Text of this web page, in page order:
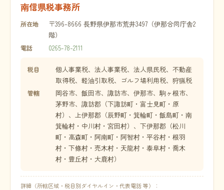
南信県税事務所
所在地
〒396-8666 長野県伊那市荒井3497（伊那合同庁舎2
階）
電話 0265-78-2111
税目
個人事業税、法人事業税、法人県民税、不動産
取得税、軽油引取税、ゴルフ場利用税、狩猟税
管轄
岡谷市、飯田市、諏訪市、伊那市、駒ヶ根市、
茅野市、諏訪郡（下諏訪町・富士見町・原
村）、上伊那郡（辰野町・箕輪町・飯島町・南
箕輪村・中川村・宮田村）、下伊那郡（松川
町・高森町・阿南町・阿智村・平谷村・根羽
村・下條村・売木村・天龍村・泰阜村・喬木
村・豊丘村・大鹿村）
詳細（所轄区域・税目別ダイヤルイン・代表電話 等）：